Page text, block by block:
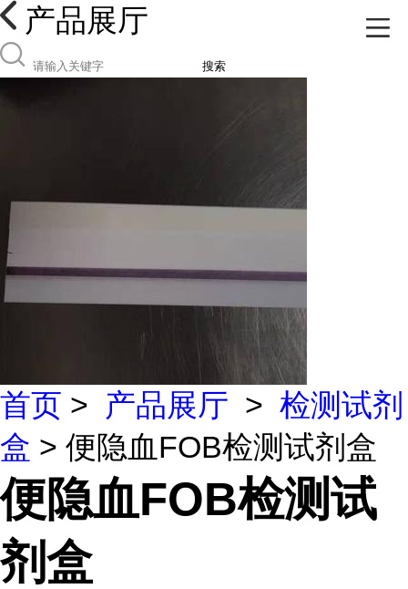
产品展厅
搜索
首页 > 产品展厅 > 检测试剂
盒 > 便隐血FOB检测试剂盒
便隐血FOB检测试
剂盒